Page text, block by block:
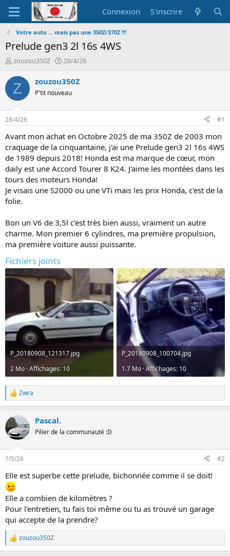
Connexion S'inscrire
Votre auto ... mais pas une 350Z/370Z !!!
Prelude gen3 2l 16s 4WS
A
t
e
r
d
e
l
d
i
s
c
u
s
o
n
zouzou350Z
D
t
d
é
b
u
t
28/4/26
Z zouzou350Z
P'tit nouveau
28/4/26 #1
Avant mon achat en Octobre 2025 de ma 350Z de 2003 mon
craquage de la cinquantaine, j'ai une Prelude gen3 2l 16s 4WS
de 1989 depuis 2018! Honda est ma marque de cœur, mon
daily est une Accord Tourer 8 K24. J'aime les montées dans les
tours des moteurs Honda!
Je visais une S2000 ou une VTi mais les prix Honda, c'est de la
folie.
Bon un V6 de 3,5l c'est très bien aussi, vraiment un autre
charme. Mon premier 6 cylindres, ma première propulsion,
ma première voiture aussi puissante.
Fichiers joints
P_20180908_121317.jpg
2 Mo · Affichages: 10
P_20180908_100704.jpg
1.7 Mo · Affichages: 10
L
e
r
é
a
i
n
s
:
Zwra
Pascal.
Pilier de la communauté :D
1/5/26 #2
Elle est superbe cette prelude, bichonnée comme il se doit!
Elle a combien de kilomètres ?
Pour l'entretien, tu fais toi même ou tu as trouvé un garage
qui accepte de la prendre?
L
e
zouzou350Z